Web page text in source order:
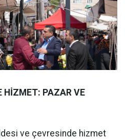
HİZMET: PAZAR VE
ve çevresinde hizmet